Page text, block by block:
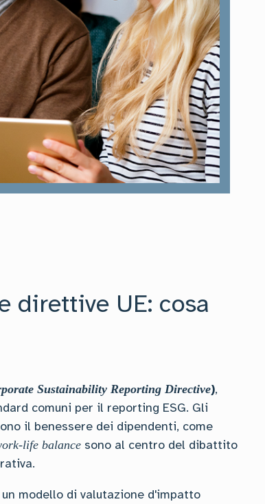
direttive UE: cosa
Sustainability Reporting Directive),
comuni per il reporting ESG. Gli
il benessere dei dipendenti, come
life balance sono al centro del dibattito
modello di valutazione d'impatto